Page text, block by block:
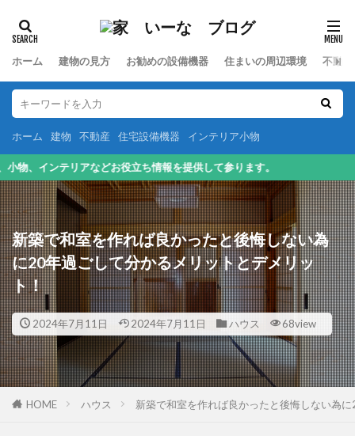
ホーム 建物の見方 お勧めの設備機器 住まいの周辺環境 不動
ホーム 建物 不動産 住宅設備機器 インテリア小物
供して参ります。
新築で和室を作れば良かったと後悔しない為
に20年過ごして分かるメリットとデメリッ
ト！
2024年7月11日 2024年7月11日 ハウス 68view
HOME ハウス 新築で和室を作れば良かったと後悔しない為